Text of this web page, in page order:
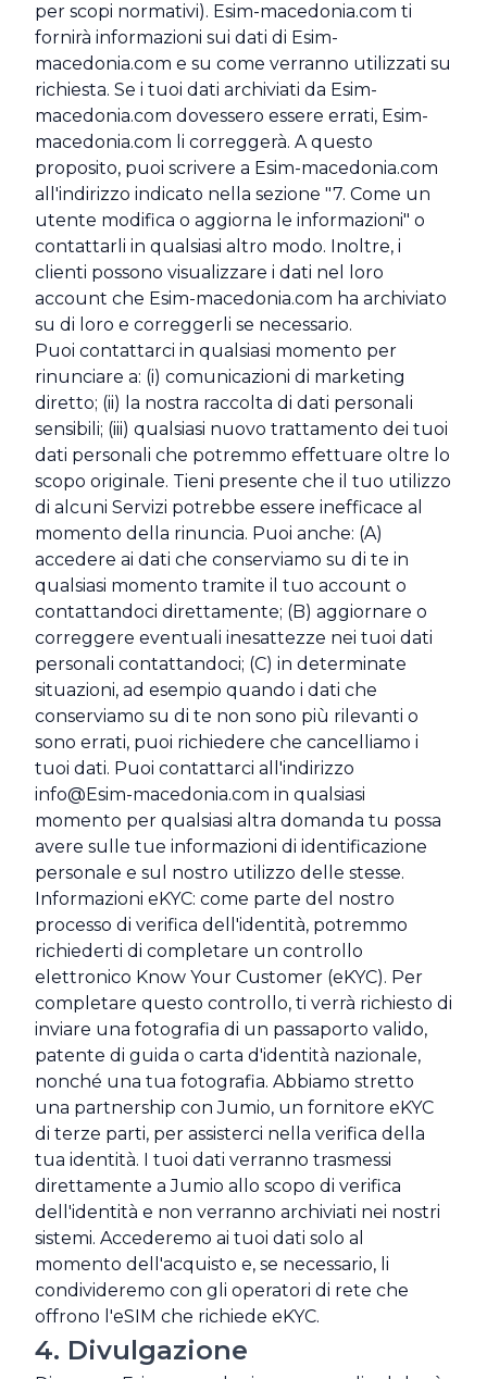
per scopi normativi). Esim-macedonia.com ti
fornirà informazioni sui dati di Esim-
macedonia.com e su come verranno utilizzati su
richiesta. Se i tuoi dati archiviati da Esim-
macedonia.com dovessero essere errati, Esim-
macedonia.com li correggerà. A questo
proposito, puoi scrivere a Esim-macedonia.com
all'indirizzo indicato nella sezione "7. Come un
utente modifica o aggiorna le informazioni" o
contattarli in qualsiasi altro modo. Inoltre, i
clienti possono visualizzare i dati nel loro
account che Esim-macedonia.com ha archiviato
su di loro e correggerli se necessario.
Puoi contattarci in qualsiasi momento per
rinunciare a: (i) comunicazioni di marketing
diretto; (ii) la nostra raccolta di dati personali
sensibili; (iii) qualsiasi nuovo trattamento dei tuoi
dati personali che potremmo effettuare oltre lo
scopo originale. Tieni presente che il tuo utilizzo
di alcuni Servizi potrebbe essere inefficace al
momento della rinuncia. Puoi anche: (A)
accedere ai dati che conserviamo su di te in
qualsiasi momento tramite il tuo account o
contattandoci direttamente; (B) aggiornare o
correggere eventuali inesattezze nei tuoi dati
personali contattandoci; (C) in determinate
situazioni, ad esempio quando i dati che
conserviamo su di te non sono più rilevanti o
sono errati, puoi richiedere che cancelliamo i
tuoi dati. Puoi contattarci all'indirizzo
info@Esim-macedonia.com in qualsiasi
momento per qualsiasi altra domanda tu possa
avere sulle tue informazioni di identificazione
personale e sul nostro utilizzo delle stesse.
Informazioni eKYC: come parte del nostro
processo di verifica dell'identità, potremmo
richiederti di completare un controllo
elettronico Know Your Customer (eKYC). Per
completare questo controllo, ti verrà richiesto di
inviare una fotografia di un passaporto valido,
patente di guida o carta d'identità nazionale,
nonché una tua fotografia. Abbiamo stretto
una partnership con Jumio, un fornitore eKYC
di terze parti, per assisterci nella verifica della
tua identità. I tuoi dati verranno trasmessi
direttamente a Jumio allo scopo di verifica
dell'identità e non verranno archiviati nei nostri
sistemi. Accederemo ai tuoi dati solo al
momento dell'acquisto e, se necessario, li
condivideremo con gli operatori di rete che
offrono l'eSIM che richiede eKYC.
4. Divulgazione